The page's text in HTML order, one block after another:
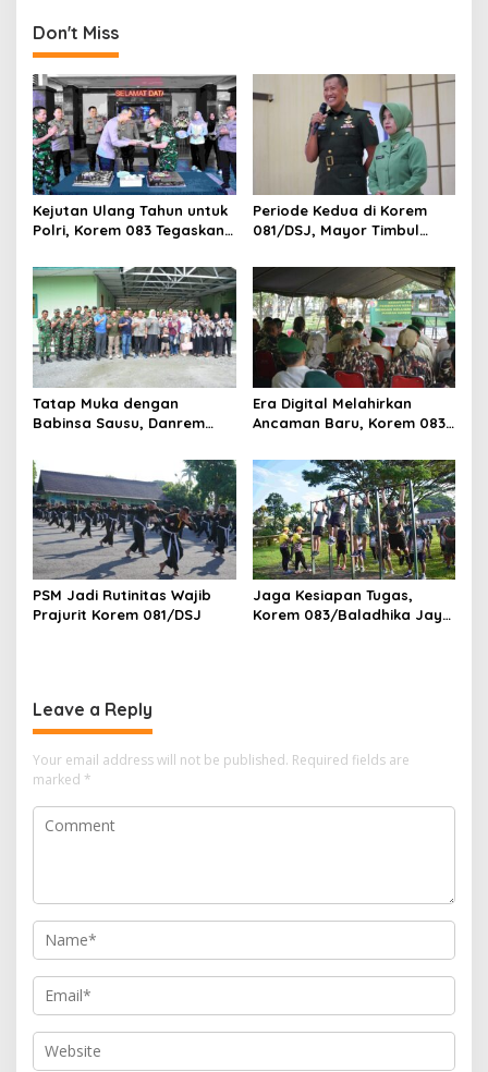
Don't Miss
Kejutan Ulang Tahun untuk
Polri, Korem 083 Tegaskan
Malang
Periode Kedua di Korem
081/DSJ, Mayor Timbul
Tatap Muka dengan
Babinsa Sausu, Danrem
Penting untuk Prajurit
Era Digital Melahirkan
Ancaman Baru, Korem 083
Ketahanan Bangsa
PSM Jadi Rutinitas Wajib
Prajurit Korem 081/DSJ
Jaga Kesiapan Tugas,
Korem 083/Baladhika Jaya
Leave a Reply
Your email address will not be published. Required fields are
marked *